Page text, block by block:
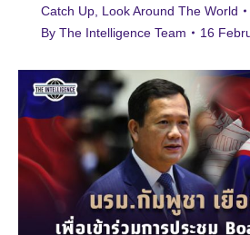
Catch Up Look Around The World
By The Intelligence Team 16